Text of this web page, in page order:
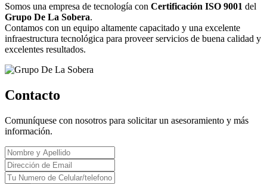
Somos una empresa de tecnología con Certificación ISO 9001 del
Grupo De La Sobera.
Contamos con un equipo altamente capacitado y una excelente
infraestructura tecnológica para proveer servicios de buena calidad y
excelentes resultados.
Contacto
Comuníquese con nosotros para solicitar un asesoramiento y más
información.